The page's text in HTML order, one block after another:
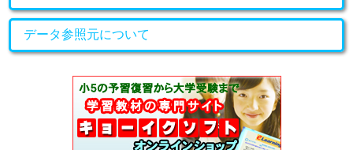
データ参照元について